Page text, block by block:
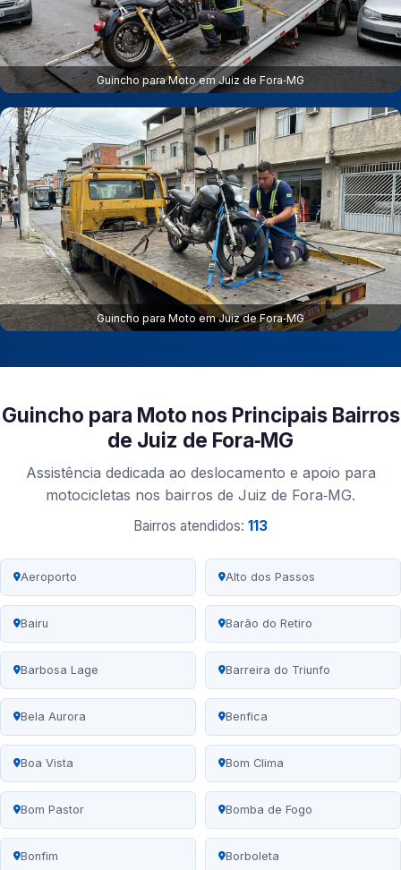
Guincho para Moto em Juiz de Fora‑MG
Guincho para Moto em Juiz de Fora‑MG
Guincho para Moto nos Principais Bairros
de Juiz de Fora‑MG
Assistência dedicada ao deslocamento e apoio para
motocicletas nos bairros de Juiz de Fora‑MG.
Bairros atendidos: 113
Aeroporto Alto dos Passos
Bairu Barão do Retiro
Barbosa Lage Barreira do Triunfo
Bela Aurora Benfica
Boa Vista Bom Clima
Bom Pastor Bomba de Fogo
Bonfim Borboleta